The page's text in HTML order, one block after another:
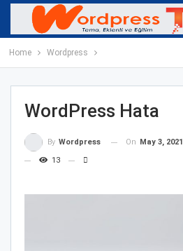
Home Wordpress
WordPress Hata
By Wordpress On May 3, 2021
13